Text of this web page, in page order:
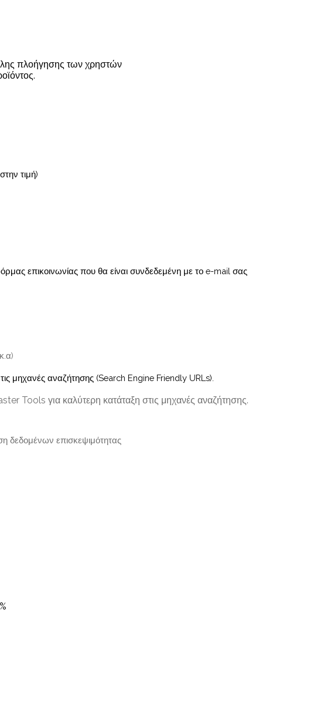
πλοήγησης των χρηστών
τιμή)
επικοινωνίας που θα είναι συνδεδεμένη με το e-mail σας
μηχανές αναζήτησης (Search Engine Friendly URLs).
Tools για καλύτερη κατάταξη στις μηχανές αναζήτησης.
δεδομένων επισκεψιμότητας